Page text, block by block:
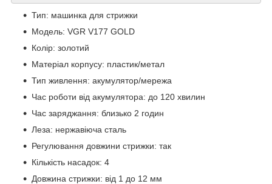
Тип: машинка для стрижки
Модель: VGR V177 GOLD
Колір: золотий
Матеріал корпусу: пластик/метал
Тип живлення: акумулятор/мережа
Час роботи від акумулятора: до 120 хвилин
Час заряджання: близько 2 годин
Леза: нержавіюча сталь
Регулювання довжини стрижки: так
Кількість насадок: 4
Довжина стрижки: від 1 до 12 мм